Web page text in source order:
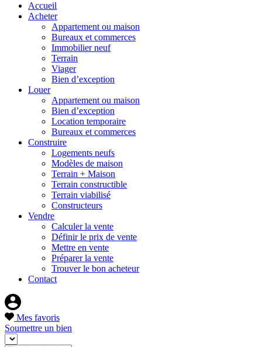
Accueil
Acheter
Appartement ou maison
Bureaux et commerces
Immobilier neuf
Terrain
Viager
Bien d’exception
Louer
Appartement ou maison
Bien d’exception
Location temporaire
Bureaux et commerces
Construire
Logements neufs
Modèles de maison
Terrain + Maison
Terrain constructible
Terrain viabilisé
Constructeurs
Vendre
Calculer la vente
Définir le prix de vente
Mettre en vente
Préparer la vente
Trouver le bon acheteur
Contact
Mes favoris
Soumettre un bien